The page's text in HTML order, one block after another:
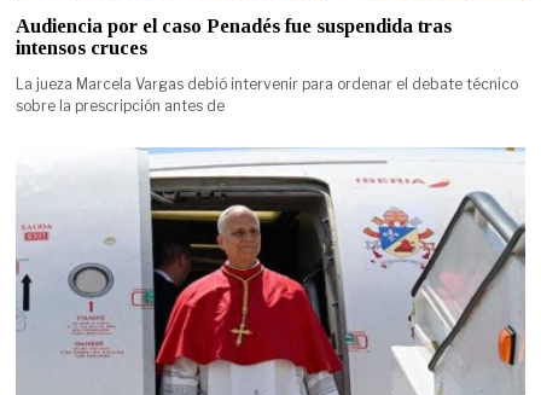
Audiencia por el caso Penadés fue suspendida tras
intensos cruces
La jueza Marcela Vargas debió intervenir para ordenar el debate técnico
sobre la prescripción antes de